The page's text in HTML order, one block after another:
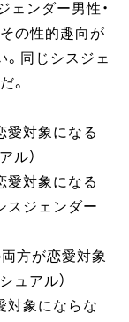
ェンダー男性・
の性的趣向が
。同じシスジェ
。
愛対象になる
ル）
愛対象になる
スジェンダー
両方が恋愛対象
ュアル）
対象にならな